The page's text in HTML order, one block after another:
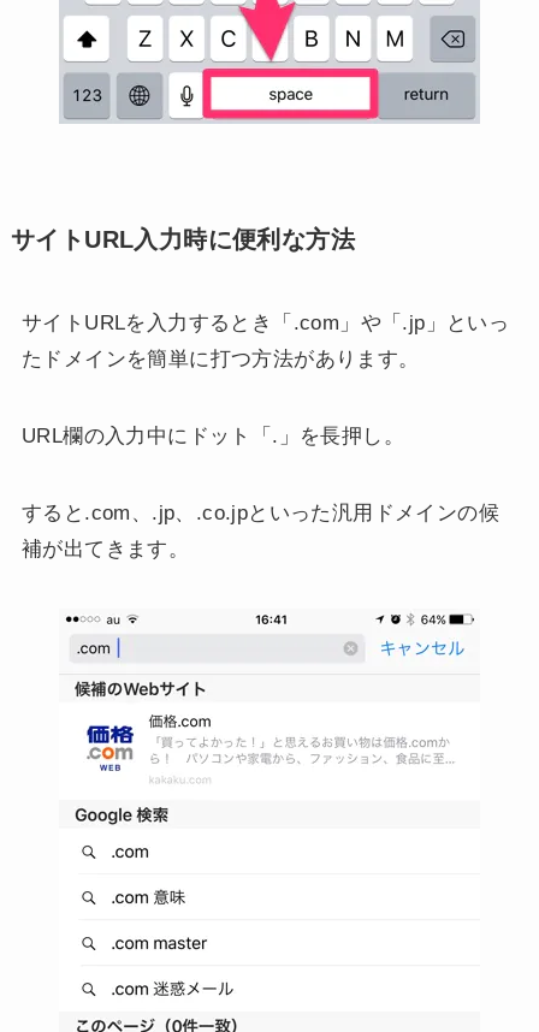
サイトURL入力時に便利な方法
サイトURLを入力するとき「.com」や「.jp」といっ
たドメインを簡単に打つ方法があります。
URL欄の入力中にドット「.」を長押し。
すると.com、.jp、.co.jpといった汎用ドメインの候
補が出てきます。